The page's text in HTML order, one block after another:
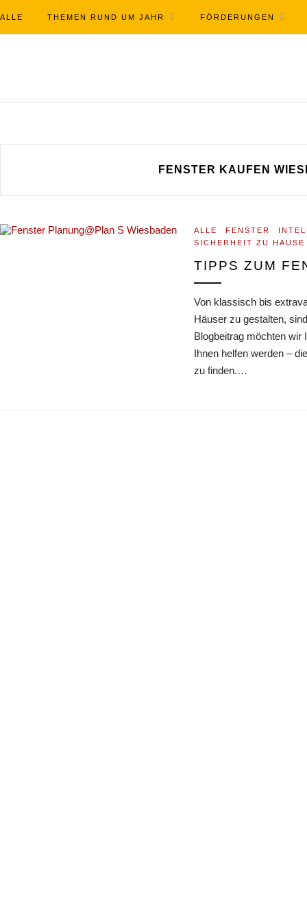
ALLE THEMEN RUND UM JAHR FÖRDERUNGEN
FENSTER KAUFEN
ALLE FENSTER
SICHERHEIT ZU HAUSE
TIPPS ZUM
Von klassisch bis
Häuser zu gestalten,
Blogbeitrag möchten wir
Ihnen helfen werden –
zu finden.…